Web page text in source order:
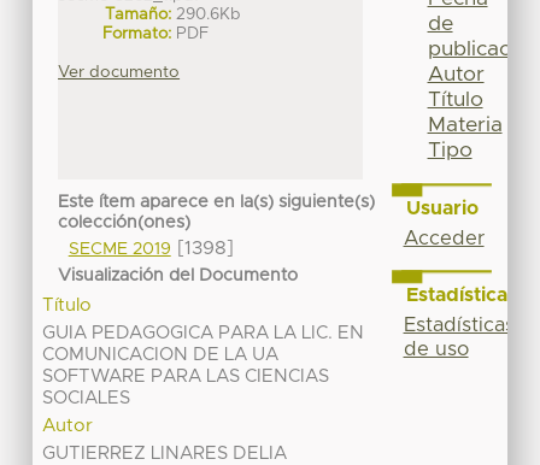
Tamaño: 290.6Kb
Formato: PDF
Ver documento
Este ítem aparece en la(s) siguiente(s)
colección(ones)
SECME 2019
[1398]
Visualización del Documento
Título
GUIA PEDAGOGICA PARA LA LIC. EN
COMUNICACION DE LA UA
SOFTWARE PARA LAS CIENCIAS
SOCIALES
Autor
GUTIERREZ LINARES DELIA
de
publicación
Autor
Título
Materia
Tipo
Usuario
Acceder
Estadísticas
Estadísticas
de uso